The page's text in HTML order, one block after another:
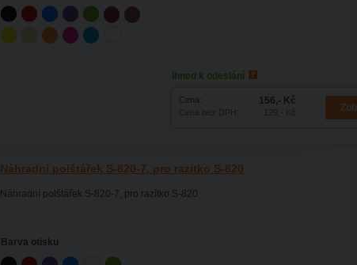
Ihned k odeslání
Cena: 156,- Kč
Náhradní polštářek S-820-7, pro razítko S-820
Náhradní polštářek S-820-7, pro razítko S-820
Barva otisku